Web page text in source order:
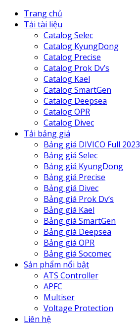
Trang chủ
Tải tài liệu
Catalog Selec
Catalog KyungDong
Catalog Precise
Catalog Prok Dv’s
Catalog Kael
Catalog SmartGen
Catalog Deepsea
Catalog OPR
Catalog Divec
Tải bảng giá
Bảng giá DIVICO Full 2023
Bảng giá Selec
Bảng giá KyungDong
Bảng giá Precise
Bảng giá Divec
Bảng giá Prok Dv’s
Bảng giá Kael
Bảng giá SmartGen
Bảng giá Deepsea
Bảng giá OPR
Bảng giá Socomec
Sản phẩm nổi bật
ATS Controller
APFC
Multiser
Voltage Protection
Liên hệ